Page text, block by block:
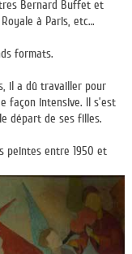
Bernard Buffet et
à Paris, etc…
formats.
il a dû travailler pour
façon intensive. Il s’est
départ de ses filles.
peintes entre 1950 et